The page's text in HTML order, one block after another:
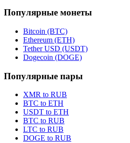
Популярные монеты
Bitcoin (BTC)
Ethereum (ETH)
Tether USD (USDT)
Dogecoin (DOGE)
Популярные пары
XMR to RUB
BTC to ETH
USDT to ETH
BTC to RUB
LTC to RUB
DOGE to RUB